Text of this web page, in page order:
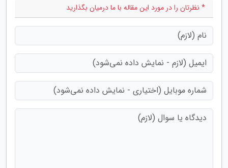
* نظرتان را در مورد این مقاله با ما درمیان بگذارید